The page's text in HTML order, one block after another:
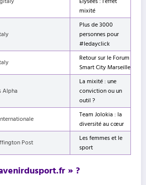
mixité
Plus de 3000
personnes pour
#ledayclick
Retour sur le Forum
Smart City Marseille
Alpha
La mixité : une
conviction ou un
outil ?
Team Jolokia : la
diversité au cœur
Post
Les femmes et le
sport
» ?